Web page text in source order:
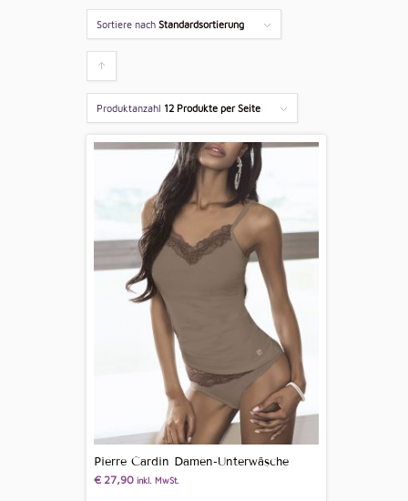
Sortiere nach Standardsortierung
um
die
Produkte
Produktanzahl 12 Produkte per Seite
Pierre Cardin Damen-Unterwäsche
€27,90 inkl. MwSt.